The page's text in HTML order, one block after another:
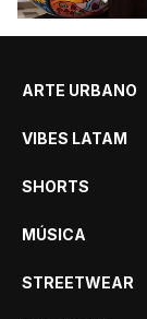
ARTE URBANO
VIBES LATAM
SHORTS
MÚSICA
STREETWEAR